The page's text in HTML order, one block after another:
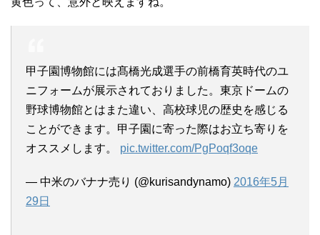
甲子園博物館には髙橋光成選手の前橋育英時代のユ
ニフォームが展示されておりました。東京ドームの
野球博物館とはまた違い、高校球児の歴史を感じる
ことができます。甲子園に寄った際はお立ち寄りを
オススメします。 pic.twitter.com/PgPoqf3oqe
— 中米のバナナ売り (@kurisandynamo) 2016年5月
29日